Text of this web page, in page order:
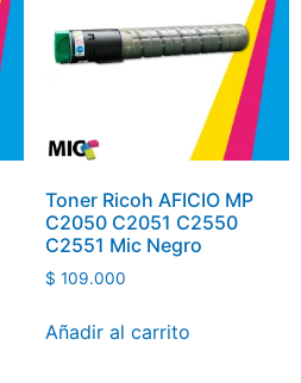
Toner Ricoh AFICIO MP
C2050 C2051 C2550
C2551 Mic Negro
$ 109.000
Añadir al carrito